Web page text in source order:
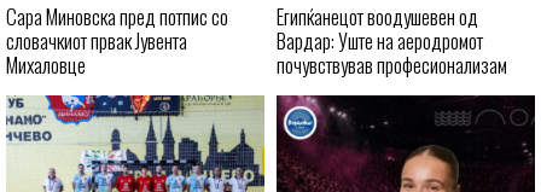
Сара Миновска пред потпис со
словачкиот првак Јувента
Михаловце
Египќанецот воодушевен од
Вардар: Уште на аеродромот
почувствував професионализам